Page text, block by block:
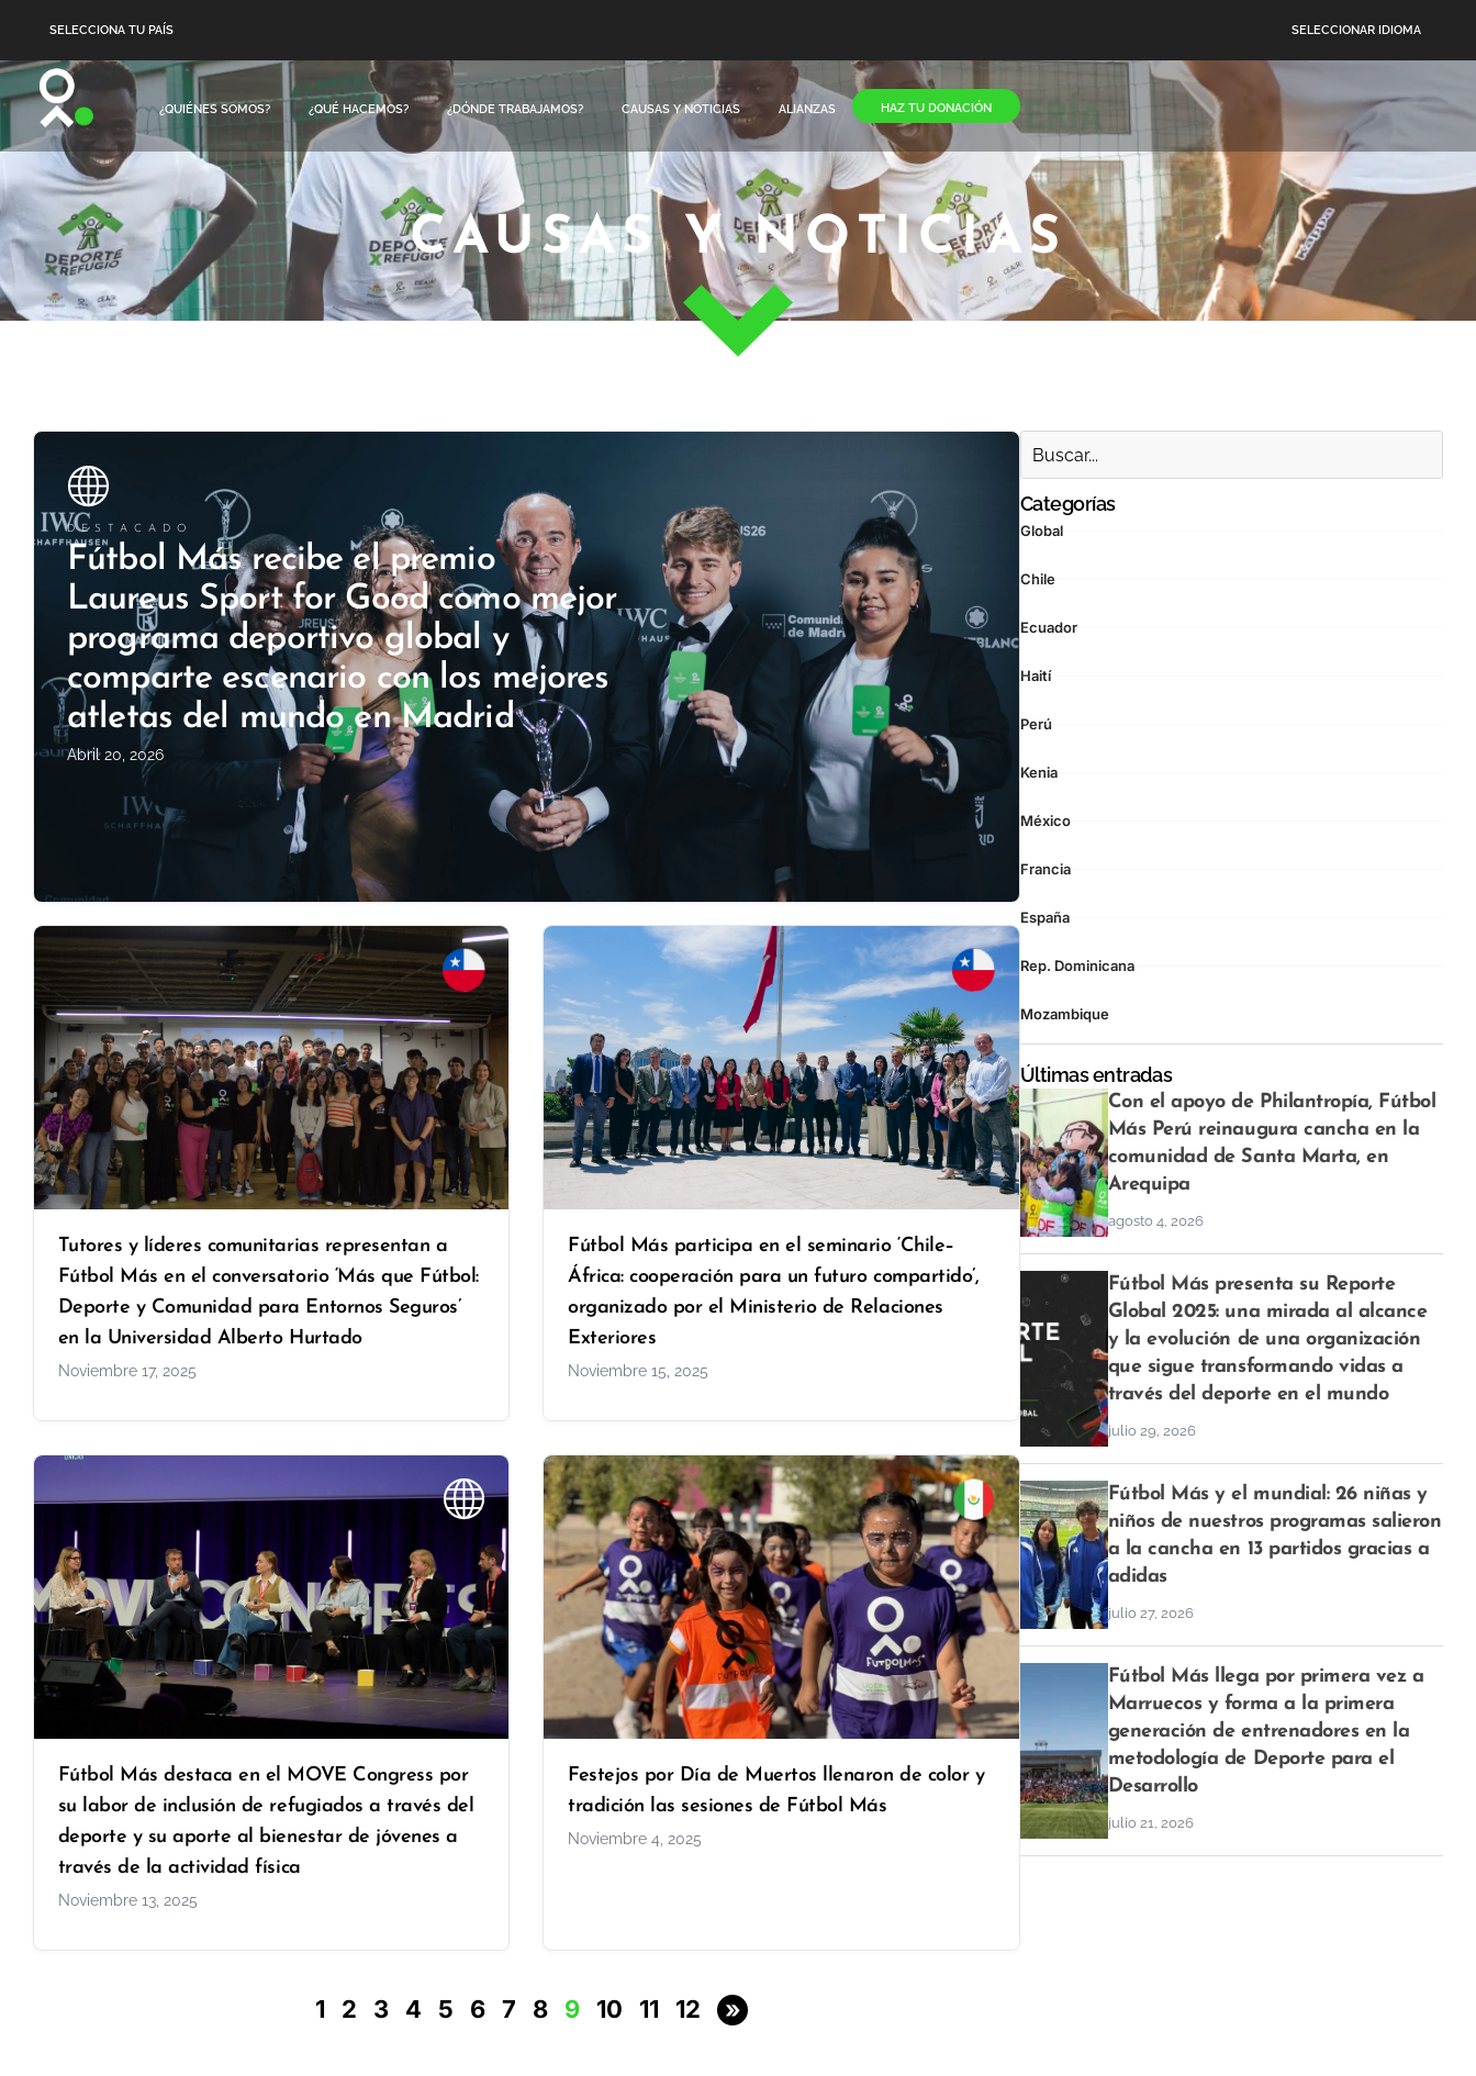
SELECCIONA TU PAÍS SELECCIONAR IDIOMA
¿QUIÉNES SOMOS? ¿QUÉ HACEMOS? ¿DÓNDE TRABAJAMOS? CAUSAS Y NOTICIAS ALIANZAS HAZ TU DONACIÓN
CAUSAS Y NOTICIAS
DESTACADO
Fútbol Más recibe el premio
Laureus Sport for Good como mejor
programa deportivo global y
comparte escenario con los mejores
atletas del mundo en Madrid
Abril 20, 2026
Tutores y líderes comunitarias representan a
Fútbol Más en el conversatorio ‘Más que Fútbol:
Deporte y Comunidad para Entornos Seguros’
en la Universidad Alberto Hurtado
Noviembre 17, 2025
Fútbol Más participa en el seminario ‘Chile–
África: cooperación para un futuro compartido’,
organizado por el Ministerio de Relaciones
Exteriores
Noviembre 15, 2025
Fútbol Más destaca en el MOVE Congress por
su labor de inclusión de refugiados a través del
deporte y su aporte al bienestar de jóvenes a
través de la actividad física
Noviembre 13, 2025
Festejos por Día de Muertos llenaron de color y
tradición las sesiones de Fútbol Más
Noviembre 4, 2025
1 2 3 4 5 6 7 8 9 10 11 12 »
Categorías
Global
Chile
Ecuador
Haití
Perú
Kenia
México
Francia
España
Rep. Dominicana
Mozambique
Últimas entradas
Con el apoyo de Philantropía, Fútbol
Más Perú reinaugura cancha en la
comunidad de Santa Marta, en
Arequipa
agosto 4, 2026
Fútbol Más presenta su Reporte
Global 2025: una mirada al alcance
y la evolución de una organización
que sigue transformando vidas a
través del deporte en el mundo
julio 29, 2026
Fútbol Más y el mundial: 26 niñas y
niños de nuestros programas salieron
a la cancha en 13 partidos gracias a
adidas
julio 27, 2026
Fútbol Más llega por primera vez a
Marruecos y forma a la primera
generación de entrenadores en la
metodología de Deporte para el
Desarrollo
julio 21, 2026